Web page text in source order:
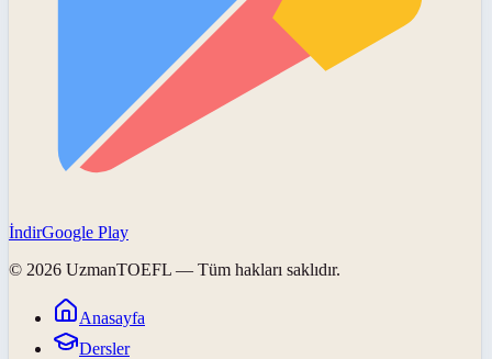
İndirGoogle Play
© 2026 UzmanTOEFL — Tüm hakları saklıdır.
Anasayfa
Dersler